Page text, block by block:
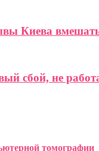
Киева
сбой, не
томографии